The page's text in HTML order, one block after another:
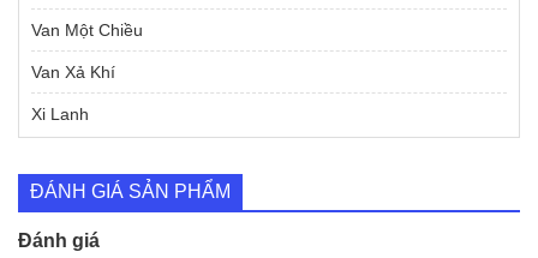
Van Một Chiều
Van Xả Khí
Xi Lanh
ĐÁNH GIÁ SẢN PHẨM
Đánh giá